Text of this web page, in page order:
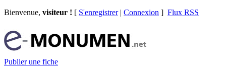
Bienvenue, visiteur ! [ S'enregistrer| Connexion ] Flux RSS
Publier une fiche